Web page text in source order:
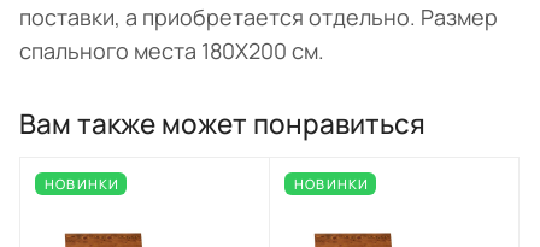
поставки, а приобретается отдельно. Размер
спального места 180Х200 см.
Вам также может понравиться
НОВИНКИ НОВИНКИ